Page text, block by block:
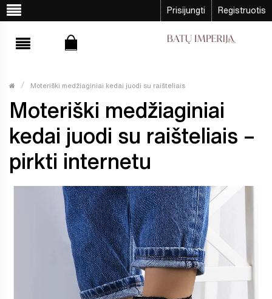
Prisijungti Registruotis
Moteriški medžiaginiai kedai juodi su raišteliais
Moteriški medžiaginiai
kedai juodi su raišteliais –
pirkti internetu